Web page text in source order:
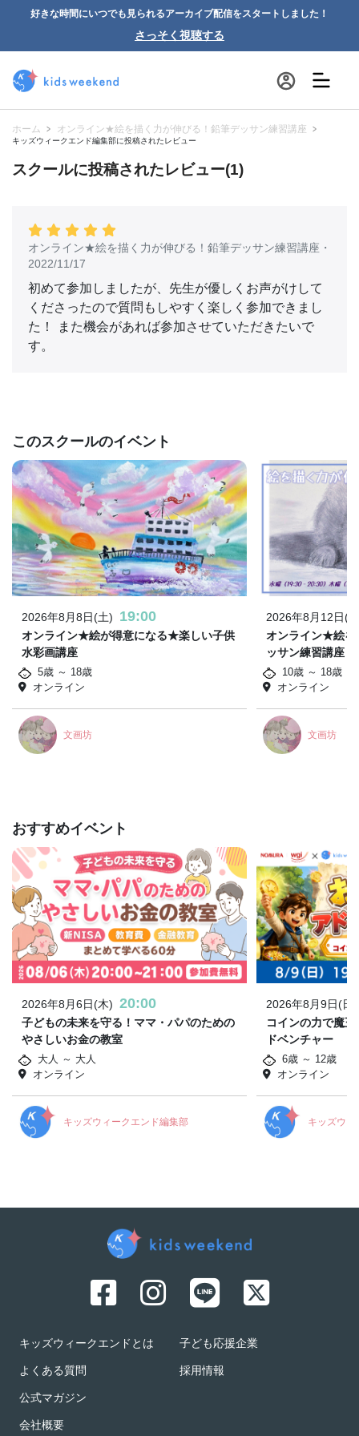
好きな時間にいつでも見られるアーカイブ配信をスタートしました！
さっそく視聴する
ホーム オンライン★絵を描く力が伸びる！鉛筆デッサン練習講座
キッズウィークエンド編集部に投稿されたレビュー
スクールに投稿されたレビュー(1)
オンライン★絵を描く力が伸びる！鉛筆デッサン練習講座 ・
2022/11/17
初めて参加しましたが、先生が優しくお声がけして
くださったので質問もしやすく楽しく参加できまし
た！ また機会があれば参加させていただきたいで
す。
このスクールのイベント
2026年8月8日(土) 19:00
オンライン★絵が得意になる★楽しい子供
水彩画講座
5歳 ～ 18歳
オンライン
文画坊
2026年8月12日(
オンライン★絵を
ッサン練習講座
10歳 ～ 18歳
オンライン
文画坊
おすすめイベント
2026年8月6日(木) 20:00
子どもの未来を守る！ママ・パパのための
やさしいお金の教室
大人 ～ 大人
オンライン
キッズウィークエンド編集部
2026年8月9日(日)
コインの力で魔
ドベンチャー
6歳 ～ 12歳
オンライン
キッズウィ
キッズウィークエンドとは
よくある質問
公式マガジン
会社概要
子ども応援企業
採用情報